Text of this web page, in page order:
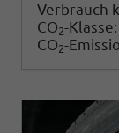
Verbrauch
CO2-Klasse:
CO2-